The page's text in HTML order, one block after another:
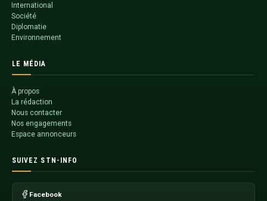
International
Société
Diplomatie
Environnement
LE MÉDIA
À propos
La rédaction
Nous contacter
Nos engagements
Espace annonceurs
SUIVEZ STN-INFO
Facebook